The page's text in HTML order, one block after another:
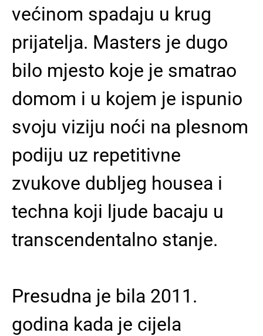
većinom spadaju u krug
prijatelja. Masters je dugo
bilo mjesto koje je smatrao
domom i u kojem je ispunio
svoju viziju noći na plesnom
podiju uz repetitivne
zvukove dubljeg housea i
techna koji ljude bacaju u
transcendentalno stanje.
Presudna je bila 2011.
godina kada je cijela